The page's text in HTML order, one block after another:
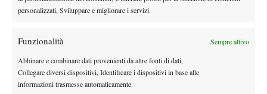
personalizzati, Sviluppare e migliorare i servizi.
Funzionalità Sempre attivo
Abbinare e combinare dati provenienti da altre fonti di dati,
Collegare diversi dispositivi, Identificare i dispositivi in base alle
informazioni trasmesse automaticamente.
Club Crema
21 maggio – Tennis Club Crema vs Sporting Club Selva Alta
(Vigevano)
28 maggio – turno di riposo